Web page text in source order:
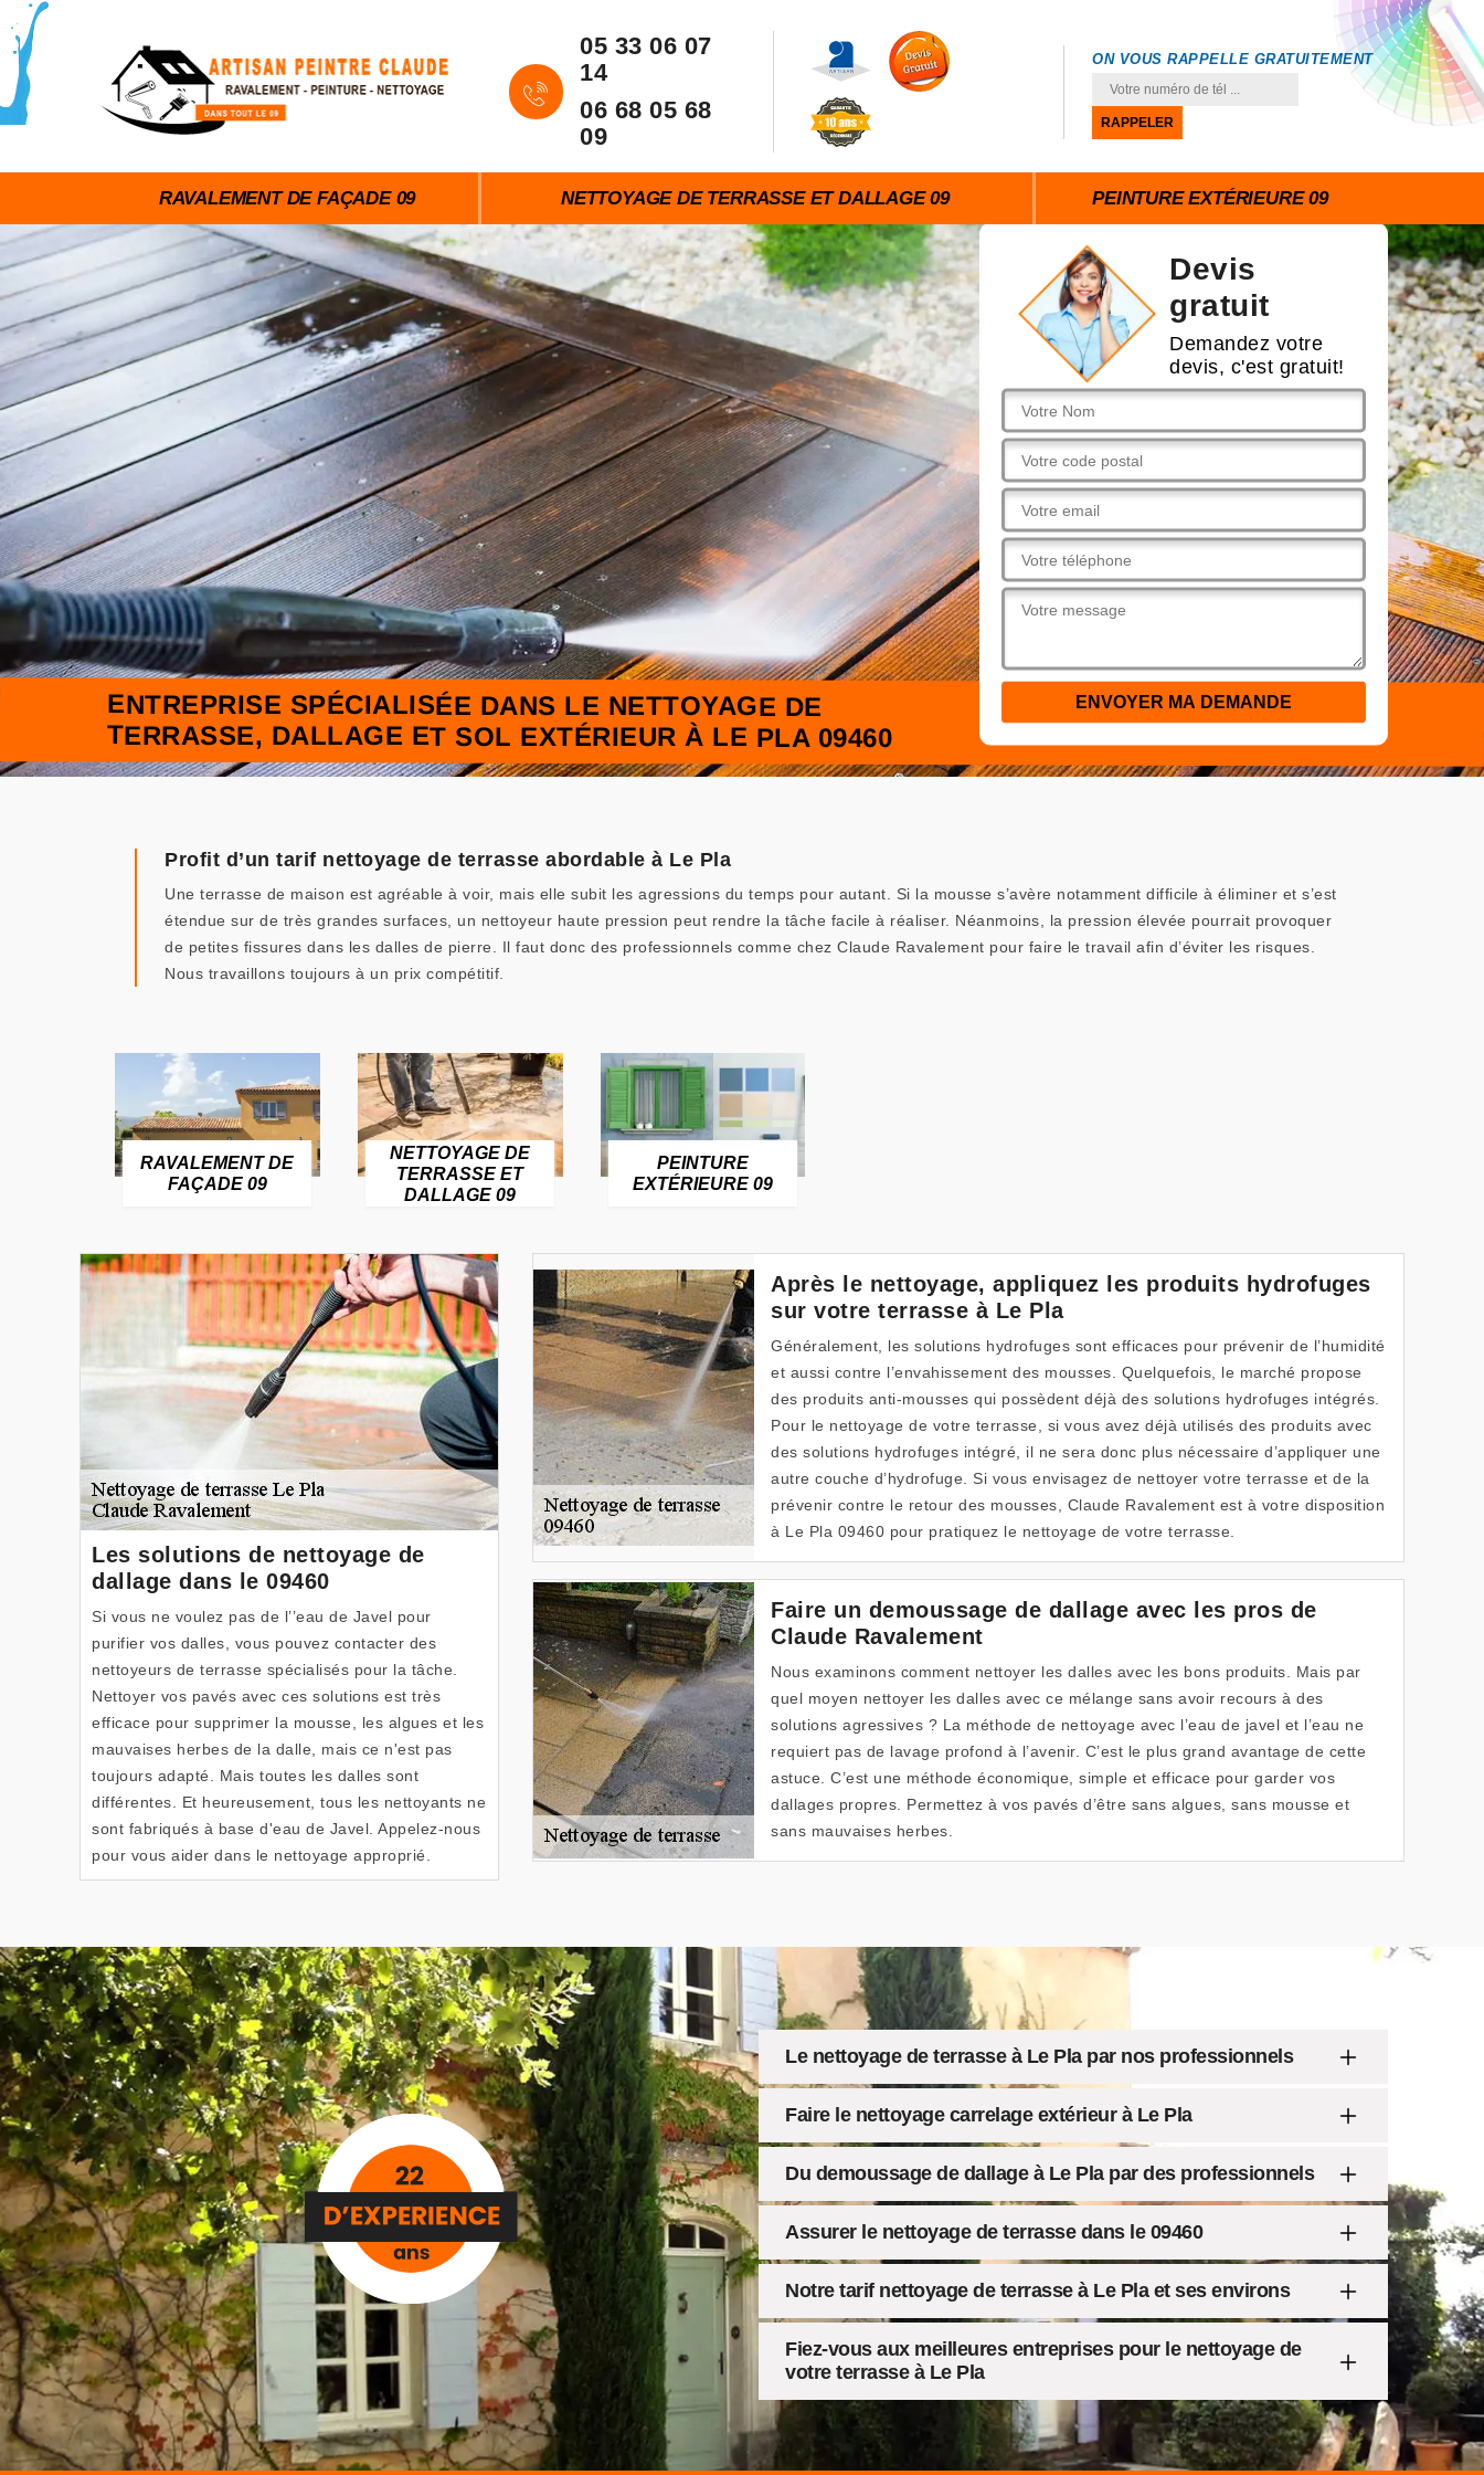
05 33 06 07
14
06 68 05 68
09
ON VOUS RAPPELLE GRATUITEMENT
RAVALEMENT DE FAÇADE 09 NETTOYAGE DE TERRASSE ET DALLAGE 09 PEINTURE EXTÉRIEURE 09
Devis
gratuit
Demandez votre
devis, c'est gratuit!
ENTREPRISE SPÉCIALISÉE DANS LE NETTOYAGE DE
TERRASSE, DALLAGE ET SOL EXTÉRIEUR À LE PLA 09460
Profit d’un tarif nettoyage de terrasse abordable à Le Pla
Une terrasse de maison est agréable à voir, mais elle subit les agressions du temps pour autant. Si la mousse s’avère notamment difficile à éliminer et s’est
étendue sur de très grandes surfaces, un nettoyeur haute pression peut rendre la tâche facile à réaliser. Néanmoins, la pression élevée pourrait provoquer
de petites fissures dans les dalles de pierre. Il faut donc des professionnels comme chez Claude Ravalement pour faire le travail afin d’éviter les risques.
Nous travaillons toujours à un prix compétitif.
RAVALEMENT DE
FAÇADE 09
NETTOYAGE DE
TERRASSE ET
DALLAGE 09
PEINTURE
EXTÉRIEURE 09
Les solutions de nettoyage de
dallage dans le 09460
Si vous ne voulez pas de l’’eau de Javel pour
purifier vos dalles, vous pouvez contacter des
nettoyeurs de terrasse spécialisés pour la tâche.
Nettoyer vos pavés avec ces solutions est très
efficace pour supprimer la mousse, les algues et les
mauvaises herbes de la dalle, mais ce n'est pas
toujours adapté. Mais toutes les dalles sont
différentes. Et heureusement, tous les nettoyants ne
sont fabriqués à base d'eau de Javel. Appelez-nous
pour vous aider dans le nettoyage approprié.
Après le nettoyage, appliquez les produits hydrofuges
sur votre terrasse à Le Pla
Généralement, les solutions hydrofuges sont efficaces pour prévenir de l’humidité
et aussi contre l’envahissement des mousses. Quelquefois, le marché propose
des produits anti-mousses qui possèdent déjà des solutions hydrofuges intégrés.
Pour le nettoyage de votre terrasse, si vous avez déjà utilisés des produits avec
des solutions hydrofuges intégré, il ne sera donc plus nécessaire d’appliquer une
autre couche d’hydrofuge. Si vous envisagez de nettoyer votre terrasse et de la
prévenir contre le retour des mousses, Claude Ravalement est à votre disposition
à Le Pla 09460 pour pratiquez le nettoyage de votre terrasse.
Faire un demoussage de dallage avec les pros de
Claude Ravalement
Nous examinons comment nettoyer les dalles avec les bons produits. Mais par
quel moyen nettoyer les dalles avec ce mélange sans avoir recours à des
solutions agressives ? La méthode de nettoyage avec l’eau de javel et l’eau ne
requiert pas de lavage profond à l’avenir. C’est le plus grand avantage de cette
astuce. C’est une méthode économique, simple et efficace pour garder vos
dallages propres. Permettez à vos pavés d’être sans algues, sans mousse et
sans mauvaises herbes.
Le nettoyage de terrasse à Le Pla par nos professionnels
Faire le nettoyage carrelage extérieur à Le Pla
Du demoussage de dallage à Le Pla par des professionnels
Assurer le nettoyage de terrasse dans le 09460
Notre tarif nettoyage de terrasse à Le Pla et ses environs
Fiez-vous aux meilleures entreprises pour le nettoyage de
votre terrasse à Le Pla